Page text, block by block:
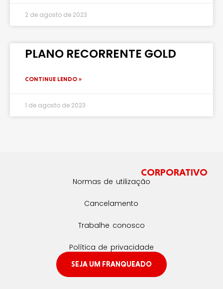
2 de agosto de 2023
PLANO RECORRENTE GOLD
CONTINUE LENDO »
1 de agosto de 2023
CORPORATIVO
Normas de utilização
Cancelamento
Trabalhe conosco
Política de privacidade
SEJA UM FRANQUEADO